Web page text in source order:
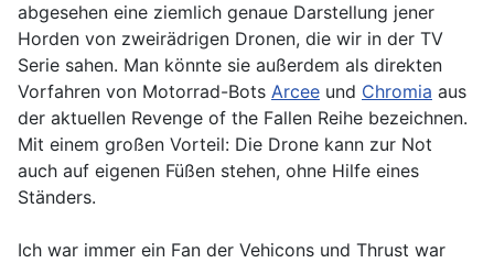
abgesehen eine ziemlich genaue Darstellung jener
Horden von zweirädrigen Dronen, die wir in der TV
Serie sahen. Man könnte sie außerdem als direkten
Vorfahren von Motorrad-Bots Arcee und Chromia aus
der aktuellen Revenge of the Fallen Reihe bezeichnen.
Mit einem großen Vorteil: Die Drone kann zur Not
auch auf eigenen Füßen stehen, ohne Hilfe eines
Ständers.
Ich war immer ein Fan der Vehicons und Thrust war